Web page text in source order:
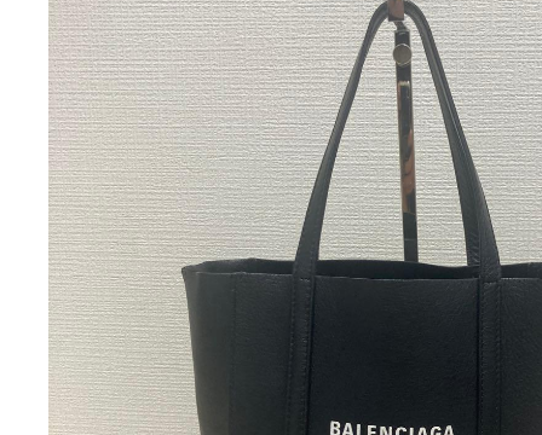
配送の方法:
らくら
発送元の地域:
発送までの日数:
1~2
photo_description
ブランド